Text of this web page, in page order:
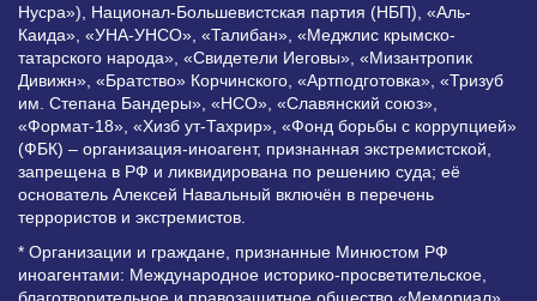
Нусра»), Национал-Большевистская партия (НБП), «Аль-
Каида», «УНА-УНСО», «Талибан», «Меджлис крымско-
татарского народа», «Свидетели Иеговы», «Мизантропик
Дивижн», «Братство» Корчинского, «Артподготовка», «Тризуб
им. Степана Бандеры», «НСО», «Славянский союз»,
«Формат-18», «Хизб ут-Тахрир», «Фонд борьбы с коррупцией»
(ФБК) – организация-иноагент, признанная экстремистской,
запрещена в РФ и ликвидирована по решению суда; её
основатель Алексей Навальный включён в перечень
террористов и экстремистов.
* Организации и граждане, признанные Минюстом РФ
иноагентами: Международное историко-просветительское,
благотворительное и правозащитное общество «Мемориал»,